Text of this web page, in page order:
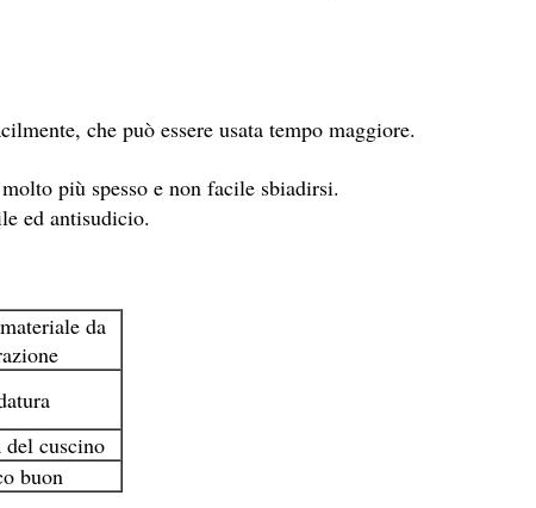
che può essere usata tempo maggiore.
più spesso e non facile sbiadirsi.
ed antisudicio.
da
del cuscino
buon